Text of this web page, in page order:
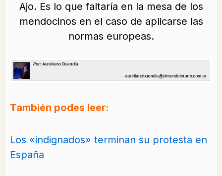
Ajo. Es lo que faltaría en la mesa de los
mendocinos en el caso de aplicarse las
normas europeas.
También podes leer:
Los «indignados» terminan su protesta en
España